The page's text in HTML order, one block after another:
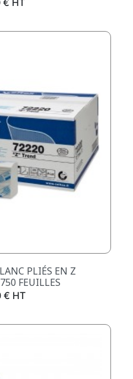
PLIÉS EN Z
FEUILLES
€ HT